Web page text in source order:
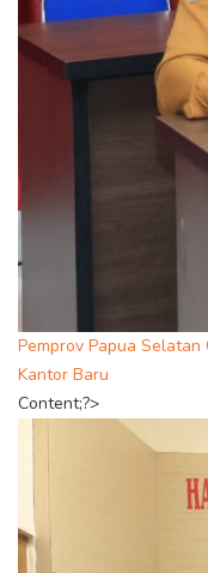
Pemprov Papua Selatan
Kantor Baru
Content;?>